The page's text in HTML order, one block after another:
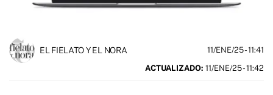
EL FIELATO Y EL NORA 11/ENE/25- 11:41
ACTUALIZADO: 11/ENE/25 - 11:42